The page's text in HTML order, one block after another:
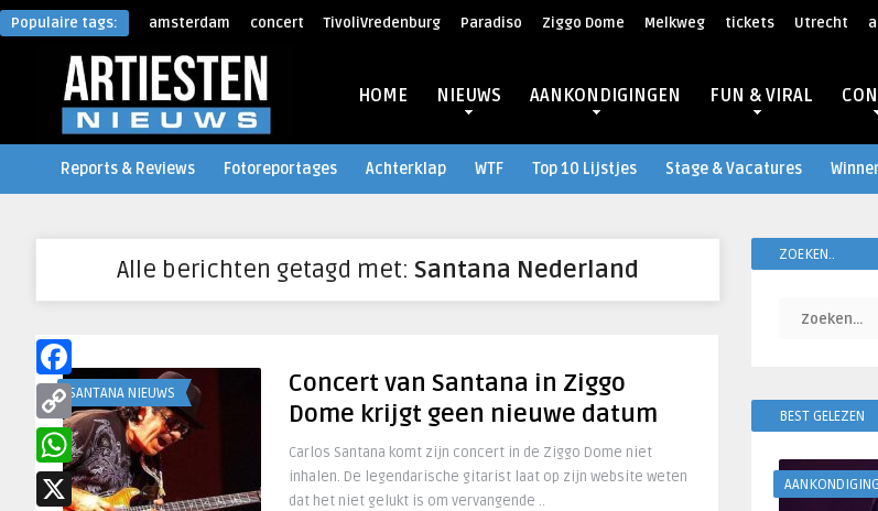
Populaire tags: amsterdam concert TivoliVredenburg Paradiso Ziggo Dome Melkweg tickets Utrecht
HOME NIEUWS AANKONDIGINGEN FUN & VIRAL
Reports & Reviews Fotoreportages Achterklap WTF Top 10 Lijstjes Stage & Vacatures
Alle berichten getagd met: Santana Nederland
SANTANA NIEUWS
Concert van Santana in Ziggo
Dome krijgt geen nieuwe datum
Carlos Santana komt zijn concert in de Ziggo Dome niet
inhalen. De legendarische gitarist laat op zijn website weten
dat het niet gelukt is om vervangende ..
ZOEKEN..
BEST GELEZEN
Facebook
Copy
Link
WhatsApp